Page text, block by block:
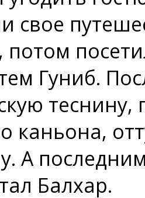
свое
потом
Гуниб.
каньона,
А
Балхар.